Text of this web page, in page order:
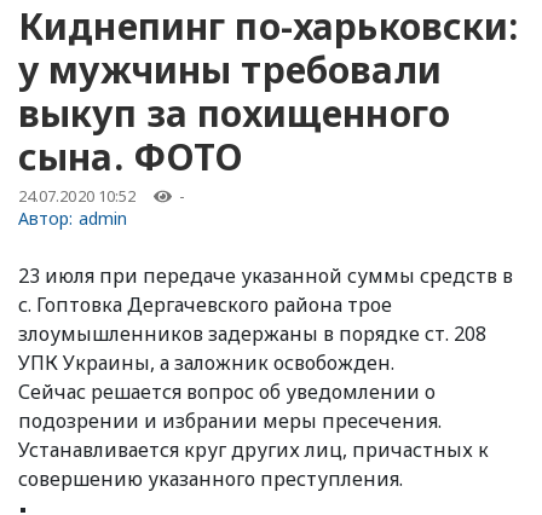
Киднепинг по-харьковски:
у мужчины требовали
выкуп за похищенного
сына. ФОТО
24.07.2020 10:52 -
Автор: admin
23 июля при передаче указанной суммы средств в
с. Гоптовка Дергачевского района трое
злоумышленников задержаны в порядке ст. 208
УПК Украины, а заложник освобожден.
Сейчас решается вопрос об уведомлении о
подозрении и избрании меры пресечения.
Устанавливается круг других лиц, причастных к
совершению указанного преступления.